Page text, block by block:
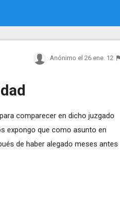
Anónimo el 26 ene. 12
comparecer en dicho juzgado
expongo que como asunto en
de haber alegado meses antes